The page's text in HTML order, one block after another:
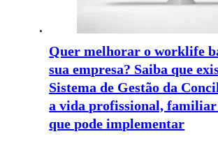
Quer melhorar o worklife
sua empresa? Saiba que
Sistema de Gestão da
a vida profissional, familiar
que pode implementar